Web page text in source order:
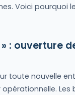
Voici pourquoi
: ouverture
toute nouvelle